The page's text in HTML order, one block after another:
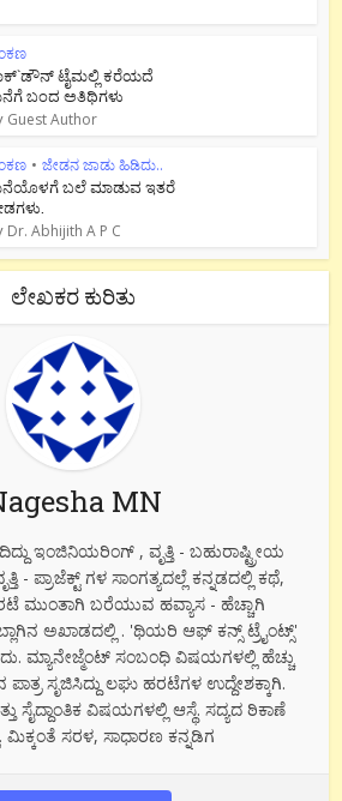
ಟೈಮಲ್ಲಿ ಕರೆಯದೆ
ಬಂದ ಅತಿಥಿಗಳು
Guest Author
• ಜೇಡನ ಜಾಡು ಹಿಡಿದು..
ಬಲೆ ಮಾಡುವ ಇತರೆ
Dr. Abhijith A P C
ಲೇಖಕರ ಕುರಿತು
MN
ಇಂಜಿನಿಯರಿಂಗ್ , ವೃತ್ತಿ - ಬಹುರಾಷ್ಟ್ರೀಯ
- ಪ್ರಾಜೆಕ್ಟ್ ಗಳ ಸಾಂಗತ್ಯದಲ್ಲೆ ಕನ್ನಡದಲ್ಲಿ ಕಥೆ,
ಮುಂತಾಗಿ ಬರೆಯುವ ಹವ್ಯಾಸ - ಹೆಚ್ಚಾಗಿ
ಅಖಾಡದಲ್ಲಿ . 'ಥಿಯರಿ ಆಫ್ ಕನ್ಸ್ ಟ್ರೈಂಟ್ಸ್'
ಮ್ಯಾನೇಜ್ಮೆಂಟ್ ಸಂಬಂಧಿ ವಿಷಯಗಳಲ್ಲಿ ಹೆಚ್ಚು
ಪಾತ್ರ ಸೃಜಿಸಿದ್ದು ಲಘು ಹರಟೆಗಳ ಉದ್ದೇಶಕ್ಕಾಗಿ.
ಸೈದ್ದಾಂತಿಕ ವಿಷಯಗಳಲ್ಲಿ ಆಸ್ಥೆ. ಸದ್ಯದ ಠಿಕಾಣೆ
ಮಿಕ್ಕಂತೆ ಸರಳ, ಸಾಧಾರಣ ಕನ್ನಡಿಗ